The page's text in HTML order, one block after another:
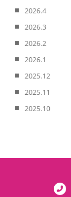
2026.4
2026.3
2026.2
2026.1
2025.12
2025.11
2025.10